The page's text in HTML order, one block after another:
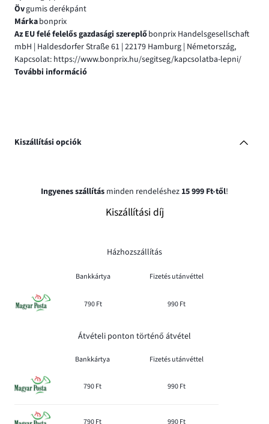
Övgumis derékpánt
Márkabonprix
Az EU felé felelős gazdasági szereplőbonprix Handelsgesellschaft
mbH | Haldesdorfer Straße 61 | 22179 Hamburg | Németország,
Kapcsolat: https://www.bonprix.hu/segitseg/kapcsolatba-lepni/
További információ
Kiszállítási opciók
Ingyenes szállítás minden rendeléshez 15 999 Ft-től!
Kiszállítási díj
Házhozszállítás
Bankkártya Fizetés utánvéttel
790 Ft 990 Ft
Átvételi ponton történő átvétel
Bankkártya Fizetés utánvéttel
790 Ft 990 Ft
790 Ft 990 Ft